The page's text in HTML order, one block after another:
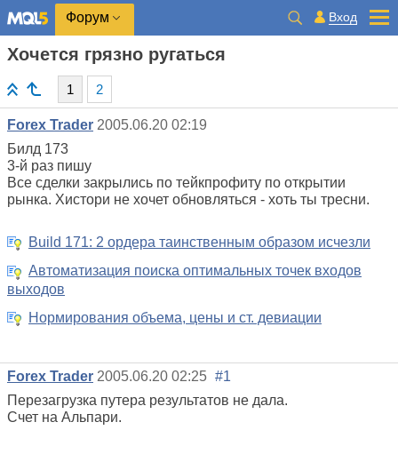
Форум Вход
Хочется грязно ругаться
1 2
Forex Trader 2005.06.20 02:19
Билд 173
3-й раз пишу
Все сделки закрылись по тейкпрофиту по открытии
рынка. Хистори не хочет обновляться - хоть ты тресни.
Build 171: 2 ордера таинственным образом исчезли
Автоматизация поиска оптимальных точек входов
выходов
Нормирования объема, цены и ст. девиации
Forex Trader 2005.06.20 02:25 #1
Перезагрузка путера результатов не дала.
Счет на Альпари.